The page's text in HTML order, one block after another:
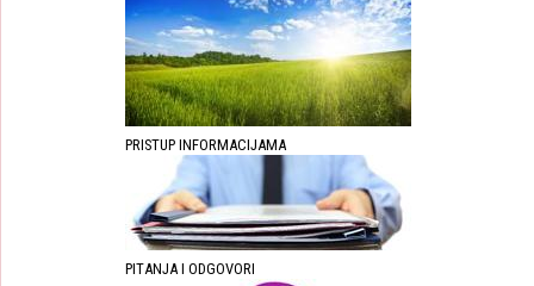
PRISTUP INFORMACIJAMA
PITANJA I ODGOVORI